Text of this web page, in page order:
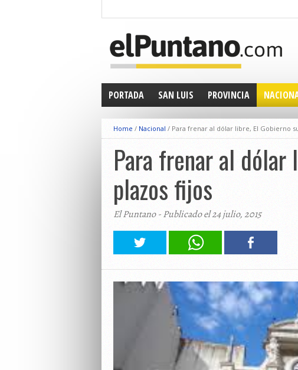
PORTADA SAN LUIS PROVINCIA
Home / Nacional / Para frenar al dólar libre, El Gobierno
Para frenar al dólar
plazos fijos
El Puntano - Publicado el 24 julio, 2015